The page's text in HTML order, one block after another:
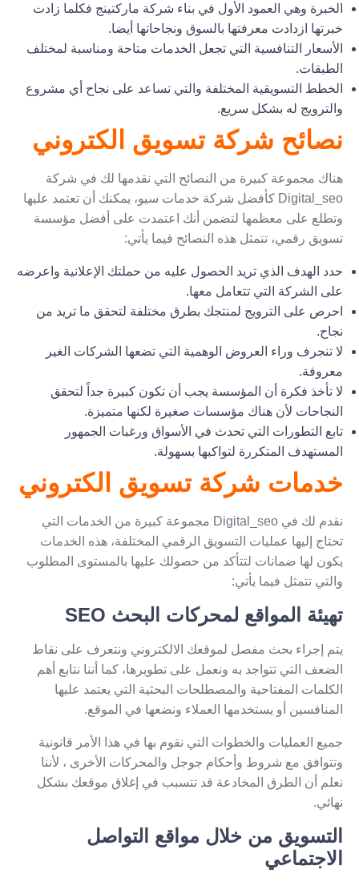
الخبرة وهي العمود الأول في بناء شركة ماركتينج فكلما زادت
خبرتها ازدادت معرفتها بالسوق ونجاحاتها أيضا.
الأسعار التنافسية التي تجعل الخدمات متاحة ومناسبة لمختلف
الطبقات.
الخطط التسويقية المختلفة والتي تساعد على نجاح أي مشروع
والترويج له بشكل سريع.
نصائح شركة تسويق الكتروني
هناك مجموعة كبيرة من النصائح التي نقدمها لك في شركة
Digital_seo ك
أفضل شركة خدمات سيو، يمكنك أن تعتمد عليها
وتطلع على معظمها لتضمن أنك اعتمدت على أفضل مؤسسة
تسويق رقمي، تتمثل هذه النصائح فيما يأتي:
حدد الهدف الذي تريد الحصول عليه من حملتك الإعلانية واعرضه
على الشركة التي تتعامل معها.
احرص على الترويج لمنتجك بطرق مختلفة لتحقق ما تريد من
نجاح.
لا تنجرف وراء العروض الوهمية التي تضعها الشركات الغير
معروفة.
لا تأخذ فكرة أن المؤسسة يجب أن تكون كبيرة جداً لتحقق
النجاحات لأن هناك مؤسسات صغيرة لكنها متميزة.
تابع التطورات التي تحدث في الأسواق ورغبات الجمهور
المستهدف المتكررة لتواكبها بسهولة.
خدمات شركة تسويق الكتروني
نقدم لك في Digital_seo مجموعة كبيرة من الخدمات التي
تحتاج إليها عمليات التسويق الرقمي المختلفة، هذه الخدمات
يكون لها ضمانات لتتأكد من حصولك عليها بالمستوى المطلوب
والتي تتمثل فيما يأتي:
تهيئة المواقع لمحركات البحث SEO
يتم إجراء بحث مفصل لموقعك الالكتروني ونتعرف على نقاط
الضعف التي تتواجد به ونعمل على تطويرها، كما أننا نتابع أهم
الكلمات المفتاحية والمصطلحات البحثية التي يعتمد عليها
المنافسين أو يستخدمها العملاء ونضعها في الموقع.
جميع العمليات والخطوات التي نقوم بها في هذا الأمر قانونية
وتتوافق مع شروط وأحكام جوجل والمحركات الأخرى ، لأننا
نعلم أن الطرق المخادعة قد تتسبب في إغلاق موقعك بشكل
نهائي.
التسويق من خلال مواقع التواصل
الاجتماعي